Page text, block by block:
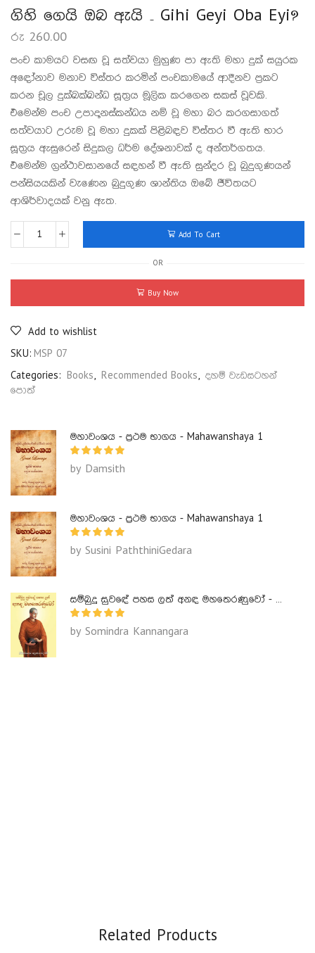
ගිහි ගෙයි ඔබ ඇයි – Gihi Geyi Oba Eyi?
රු 260.00
පංච කාමයට වසඟ වූ සත්වයා මුහුණ පා ඇති මහා දුක් සයුරක
අඳෝනාව මනාව විස්තර කරමින් පංචකාමයේ ආදීනව ප්‍රකට
කරන චූල දුක්ඛක්ඛන්ධ සූත්‍රය මූලික කරගෙන සකස් වූවකි.
එමෙන්ම පංච උපාදානස්කන්ධය නම් වූ මහා බර කරගසාගත්
සත්වයාට උරුම වූ මහා දුකක් පිළිබඳව විස්තර වී ඇති භාර
සූත්‍රය ඇසුරෙන් සිදුකල ධර්ම දේශනාවක් ද අන්තර්ගතය.
එමෙන්ම ග්‍රන්ථාවසානයේ සඳහන් වී ඇති සුන්දර වූ බුදුගුණයන්
පන්සියයකින් වැණෙන බුදුගුණ ශාන්තිය ඔබේ ජීවිතයට
ආශිර්වාදයක් වනු ඇත.
Add To Cart
OR
Buy Now
Add to wishlist
SKU: MSP 07
Categories:
Books, Recommended Books, දහම් වැඩසටහන්
පොත්
මහාවංශය - ප්‍රථම භාගය - Mahawanshaya 1
by Damsith
මහාවංශය - ප්‍රථම භාගය - Mahawanshaya 1
by Susini PaththiniGedara
සම්බුදු සුවඳේ පහස ලත් අනඳ මහතෙරණුවෝ - Ananda Maha Theranuwo
by Somindra Kannangara
Related Products